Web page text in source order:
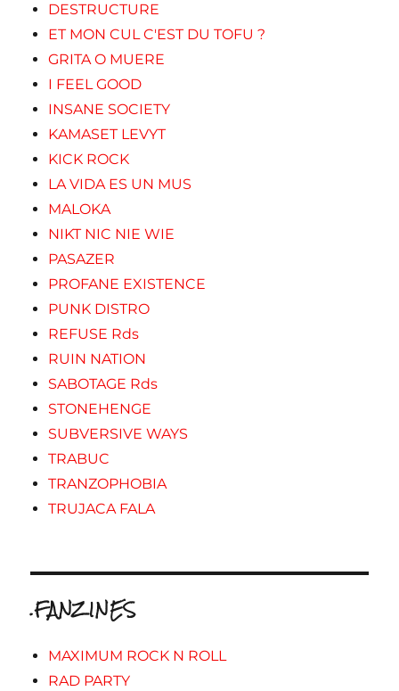
DESTRUCTURE
ET MON CUL C'EST DU TOFU ?
GRITA O MUERE
I FEEL GOOD
INSANE SOCIETY
KAMASET LEVYT
KICK ROCK
LA VIDA ES UN MUS
MALOKA
NIKT NIC NIE WIE
PASAZER
PROFANE EXISTENCE
PUNK DISTRO
REFUSE Rds
RUIN NATION
SABOTAGE Rds
STONEHENGE
SUBVERSIVE WAYS
TRABUC
TRANZOPHOBIA
TRUJACA FALA
.FANZINES
MAXIMUM ROCK N ROLL
RAD PARTY